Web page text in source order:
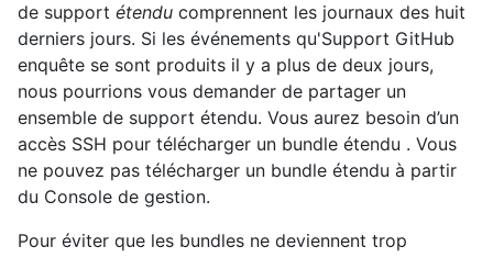
de support étendu comprennent les journaux des huit
derniers jours. Si les événements qu'Support GitHub
enquête se sont produits il y a plus de deux jours,
nous pourrions vous demander de partager un
ensemble de support étendu. Vous aurez besoin d’un
accès SSH pour télécharger un bundle étendu . Vous
ne pouvez pas télécharger un bundle étendu à partir
du Console de gestion.
Pour éviter que les bundles ne deviennent trop